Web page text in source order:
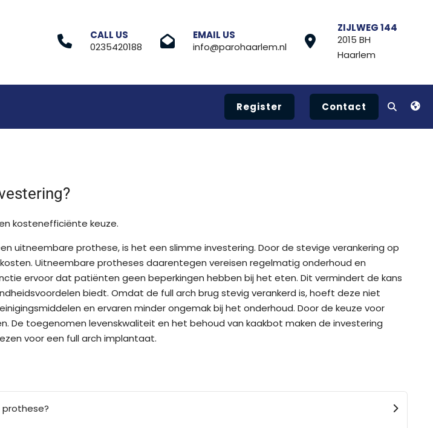
CALL US
0235420188
EMAIL US
info@parohaarlem.nl
ZIJLWEG 144
2015 BH
Haarlem
Register Contact
kostenefficiënte keuze.
uitneembare prothese, is het een slimme investering. Door de stevige verankering op
Uitneembare protheses daarentegen vereisen regelmatig onderhoud en
ervoor dat patiënten geen beperkingen hebben bij het eten. Dit vermindert de kans
biedt. Omdat de full arch brug stevig verankerd is, hoeft deze niet
en ervaren minder ongemak bij het onderhoud. Door de keuze voor
De toegenomen levenskwaliteit en het behoud van kaakbot maken de investering
voor een full arch implantaat.